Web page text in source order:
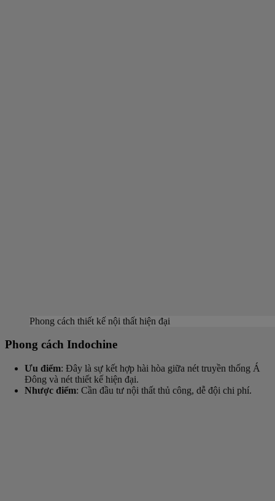
Phong cách thiết kế nội thất hiện đại
Phong cách Indochine
Ưu điểm: Đây là sự kết hợp hài hòa giữa nét truyền thống Á
Đông và nét thiết kế hiện đại.
Nhược điểm: Cần đầu tư nội thất thủ công, dễ đội chi phí.